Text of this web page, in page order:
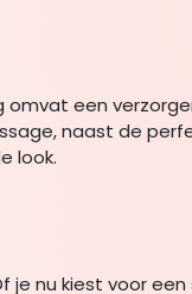
omvat een
naast de
look.
je nu kiest voor